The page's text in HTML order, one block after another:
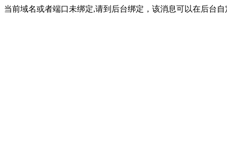
当前域名或者端口未绑定,请到后台绑定，该消息可以在后台自